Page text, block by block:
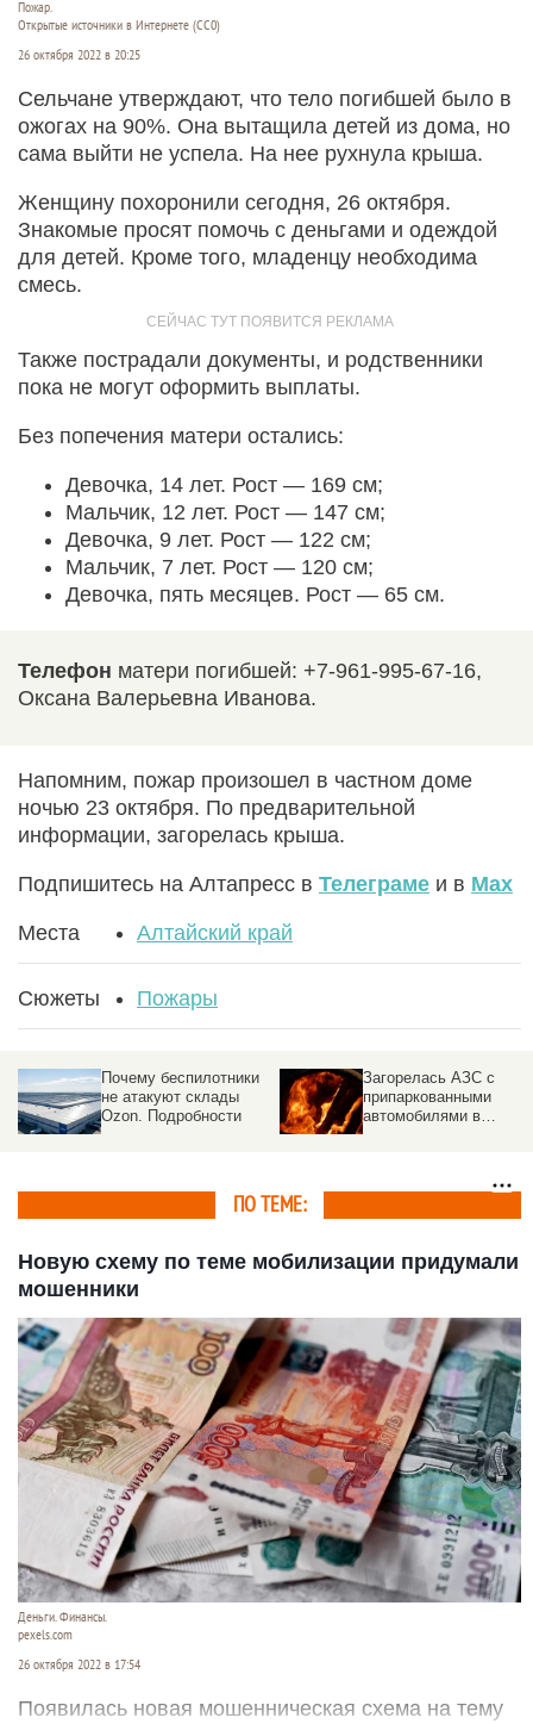
Пожар.
Открытые источники в Интернете (СС0)
26 октября 2022 в 20:25
Сельчане утверждают, что тело погибшей было в
ожогах на 90%. Она вытащила детей из дома, но
сама выйти не успела. На нее рухнула крыша.
Женщину похоронили сегодня, 26 октября.
Знакомые просят помочь с деньгами и одеждой
для детей. Кроме того, младенцу необходима
смесь.
Также пострадали документы, и родственники
пока не могут оформить выплаты.
Без попечения матери остались:
Девочка, 14 лет. Рост — 169 см;
Мальчик, 12 лет. Рост — 147 см;
Девочка, 9 лет. Рост — 122 см;
Мальчик, 7 лет. Рост — 120 см;
Девочка, пять месяцев. Рост — 65 см.
Телефон матери погибшей: +7-961-995-67-16,
Оксана Валерьевна Иванова.
Напомним, пожар произошел в частном доме
ночью 23 октября. По предварительной
информации, загорелась крыша.
Подпишитесь на Алтапресс в Телеграме и в Max
Места Алтайский край
Сюжеты Пожары
Почему беспилотники
не атакуют склады
Ozon. Подробности
Загорелась АЗС с
припаркованными
автомобилями в
ПО ТЕМЕ:
Новую схему по теме мобилизации придумали
мошенники
Деньги. Финансы.
pexels.com
26 октября 2022 в 17:54
Появилась новая мошенническая схема на тему